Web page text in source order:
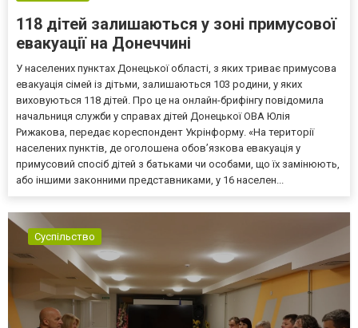
118 дітей залишаються у зоні примусової
евакуації на Донеччині
У населених пунктах Донецької області, з яких триває примусова
евакуація сімей із дітьми, залишаються 103 родини, у яких
виховуються 118 дітей. Про це на онлайн-брифінгу повідомила
начальниця служби у справах дітей Донецької ОВА Юлія
Рижакова, передає кореспондент Укрінформу. «На території
населених пунктів, де оголошена обов’язкова евакуація у
примусовий спосіб дітей з батьками чи особами, що їх замінюють,
або іншими законними представниками, у 16 населен...
Суспільство